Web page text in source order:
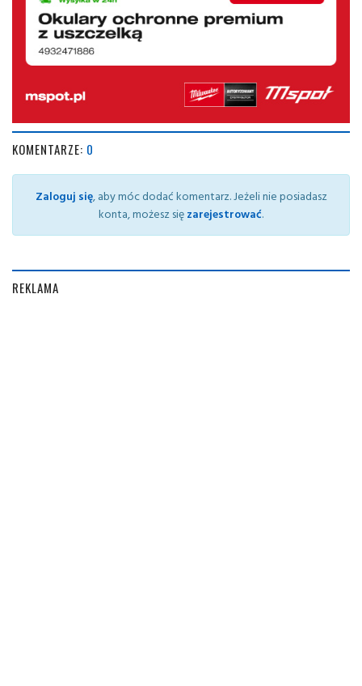
KOMENTARZE: 0
Zaloguj się, aby móc dodać komentarz. Jeżeli nie posiadasz
konta, możesz sięzarejestrować.
REKLAMA